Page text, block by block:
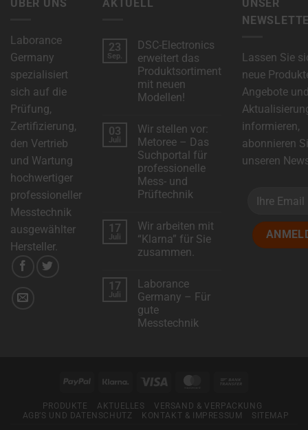
ÜBER UNS
Laborance
Germany
spezialisiert
sich auf die
Prüfung,
Zertifizierung,
den Vertrieb
und Wartung
hochwertiger
professioneller
Messtechnik
ausgewählter
Hersteller.
AKTUELL
23
Sep.
DSC-Electronics
erweitert das
Produktsortiment
mit neuen
Modellen!
zu
DSC-
Electronics
erweitert
das
Produktsortiment
mit
neuen
Modellen!
03
Juli
Wir stellen vor:
Metoree – Das
Suchportal für
professionelle
Mess- und
Prüftechnik
zu
Wir
stellen
vor:
Das
Suchportal
für
professionelle
Mess-
und
17
Juli
Wir arbeiten mit
“Klarna” für Sie
zusammen.
Wir
arbeiten
mit
“Klarna”
für
17
Juli
Laborance
Germany – Für
gute
Messtechnik
Messtechnik
UNSER
Lassen Sie
neue
Angebote
informieren,
abonnieren
unseren
PayPal Klarna Visa MasterCard
PRODUKTE AKTUELLES
VERSAND & VERPACKUNG
AGB’S UND DATENSCHUTZ
KONTAKT & IMPRESSUM SITEMAP